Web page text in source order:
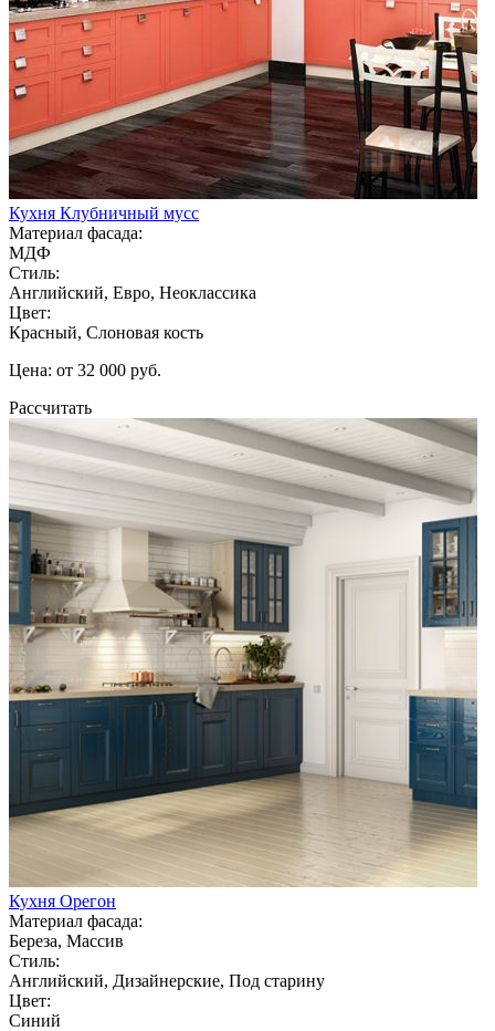
Кухня Клубничный мусс
Материал фасада:
МДФ
Стиль:
Английский, Евро, Неоклассика
Цвет:
Красный, Слоновая кость
Цена: от 32 000 руб.
Рассчитать
Кухня Орегон
Материал фасада:
Береза, Массив
Стиль:
Английский, Дизайнерские, Под старину
Цвет:
Синий